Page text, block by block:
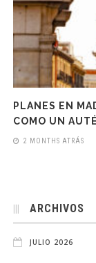
PLANES EN
COMO UN
2 MONTHS ATRÁS
ARCHIVOS
JULIO 2026